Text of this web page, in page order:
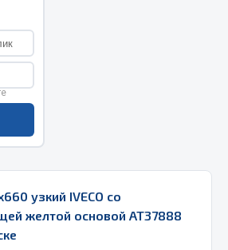
ещё
узкий IVECO со
желтой основой АТ37888